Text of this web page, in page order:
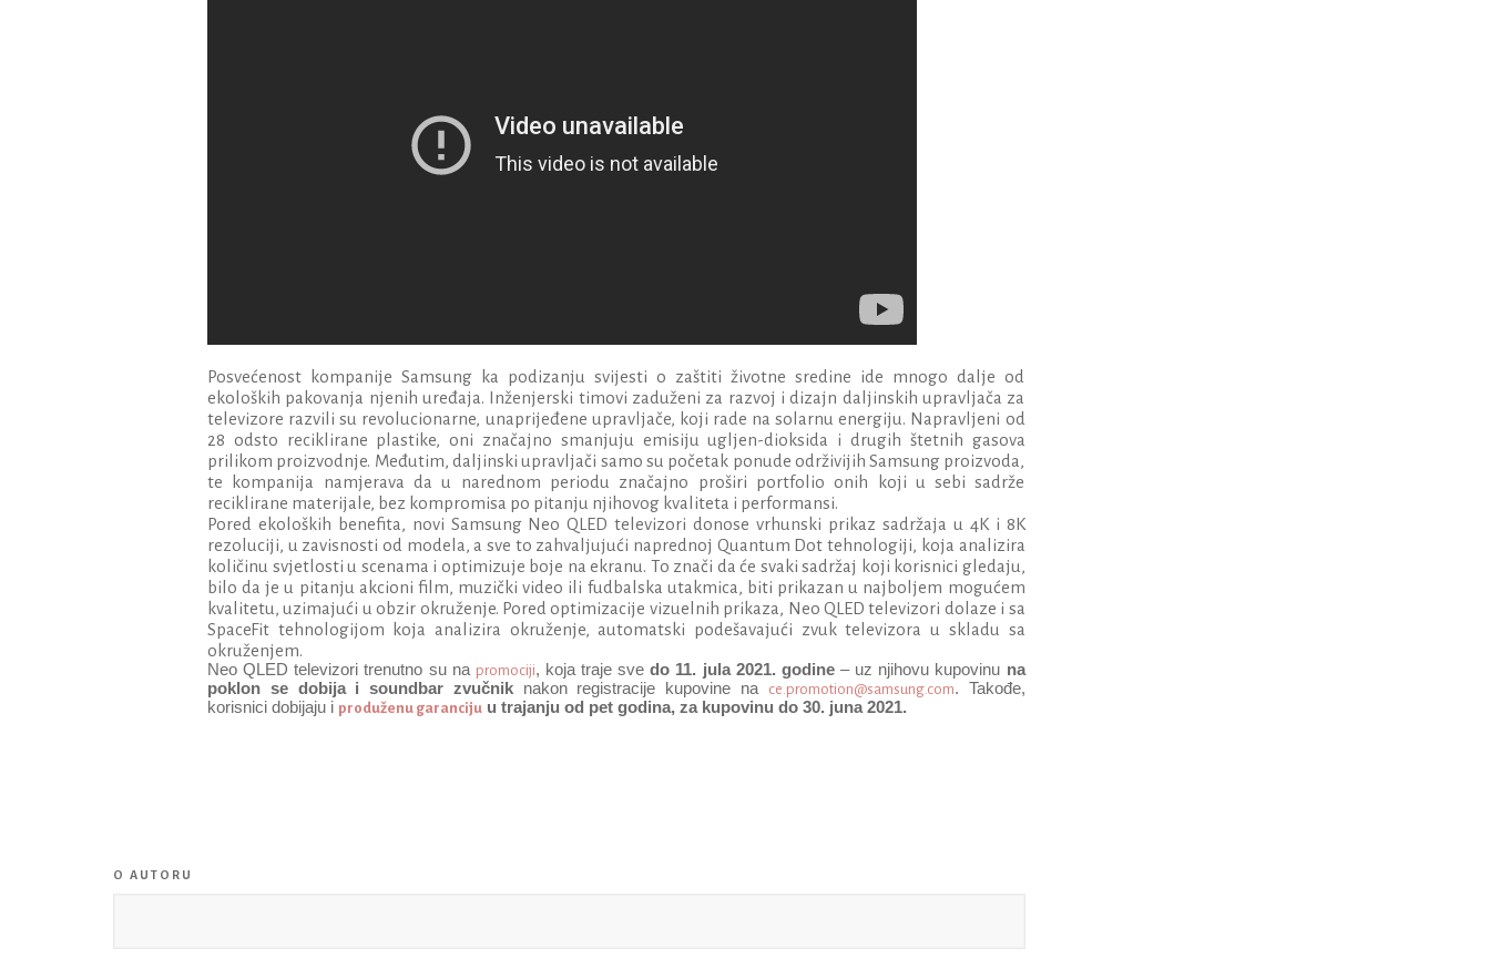
Posvećenost kompanije Samsung ka podizanju svijesti o zaštiti životne sredine ide mnogo dalje od
ekoloških pakovanja njenih uređaja. Inženjerski timovi zaduženi za razvoj i dizajn daljinskih upravljača za
televizore razvili su revolucionarne, unaprijeđene upravljače, koji rade na solarnu energiju. Napravljeni od
28 odsto reciklirane plastike, oni značajno smanjuju emisiju ugljen-dioksida i drugih štetnih gasova
prilikom proizvodnje. Međutim, daljinski upravljači samo su početak ponude održivijih Samsung proizvoda,
te kompanija namjerava da u narednom periodu značajno proširi portfolio onih koji u sebi sadrže
reciklirane materijale, bez kompromisa po pitanju njihovog kvaliteta i performansi.
Pored ekoloških benefita, novi Samsung Neo QLED televizori donose vrhunski prikaz sadržaja u 4K i 8K
rezoluciji, u zavisnosti od modela, a sve to zahvaljujući naprednoj Quantum Dot tehnologiji, koja analizira
količinu svjetlosti u scenama i optimizuje boje na ekranu. To znači da će svaki sadržaj koji korisnici gledaju,
bilo da je u pitanju akcioni film, muzički video ili fudbalska utakmica, biti prikazan u najboljem mogućem
kvalitetu, uzimajući u obzir okruženje. Pored optimizacije vizuelnih prikaza, Neo QLED televizori dolaze i sa
SpaceFit tehnologijom koja analizira okruženje, automatski podešavajući zvuk televizora u skladu sa
okruženjem.
Neo QLED televizori trenutno su na promociji, koja traje svedo 11. jula 2021. godine– uz njihovu kupovinu na
poklon se dobija i soundbar zvučniknakon registracije kupovine na ce.promotion@samsung.com. Takođe,
korisnici dobijaju i produženu garanciju u trajanju od pet godina, za kupovinu do 30. juna 2021.
O AUTORU